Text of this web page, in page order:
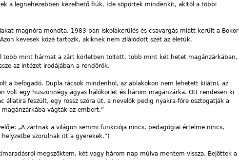
a legnehezebben kezelhető fiúk. Ide söpörtek mindenkit, akitől a többi
magnóra mondta, 1983-ban iskolakerülés és csavargás miatt került a Bokor
kevesek közé tartozik, akiknek nem zilálódott szét az életük.
több mint hármat a zárt körletben töltött, több mint két hetet magánzárkában,
az intézet irodájában a rendőrök.
a befogadó. Dupla rácsok mindenhol, az ablakokon nem lehetett kilátni, az
volt egy huszonnégy ágyas hálókörlet és három magánzárka. Ott rendesen ki
állatira feszült, egy rossz szóra üt, a nevelők pedig nyakra-főre osztogatják a
vágták az embert.”
„A zártnak a világon semmi funkciója nincs, pedagógiai értelme nincs,
szorulnak itt a gyerekek.”)
megszöktem, két vagy három nap múlva mentem vissza. Bejöttek a